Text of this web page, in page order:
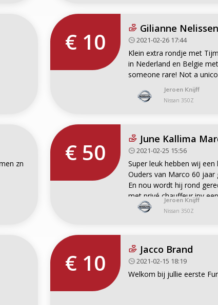
€ 10 Gilianne Nelissen
2021-02-26 17:44
Klein extra rondje met
in Nederland en Belgie
someone rare! Not a
Jeroen Knijff
Nissan 350Z
zn
€ 50 June Kallima
2021-02-25 15:56
Super leuk hebben wij een
Ouders van Marco 60 jaar
En nou wordt hij rond
met privé chauffeur ipv
Die ervaring kan hij dan
Jeroen Knijff
Nissan 350Z
€ 10 Jacco Brand
2021-02-15 18:19
Welkom bij jullie eerste